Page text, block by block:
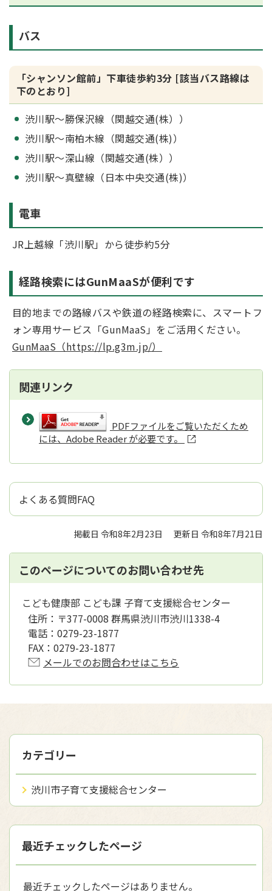
バス
「シャンソン館前」下車徒歩約3分 [該当バス路線は
下のとおり]
渋川駅～勝保沢線（関越交通(株））
渋川駅～南柏木線（関越交通(株)）
渋川駅～深山線（関越交通(株））
渋川駅～真壁線（日本中央交通(株)）
電車
JR上越線「渋川駅」から徒歩約5分
経路検索にはGunMaaSが便利です
目的地までの路線バスや鉄道の経路検索に、スマートフ
ォン専用サービス「GunMaaS」をご活用ください。
GunMaaS（https://lp.g3m.jp/）
関連リンク
PDFファイルをご覧いただくため
には、Adobe Reader が必要です。
よくある質問FAQ
掲載日 令和8年2月23日 更新日 令和8年7月21日
このページについてのお問い合わせ先
こども健康部 こども課 子育て支援総合センター
住所： 〒377-0008 群馬県渋川市渋川1338-4
電話： 0279-23-1877
FAX： 0279-23-1877
メールでのお問合わせはこちら
カテゴリー
渋川市子育て支援総合センター
最近チェックしたページ
最近チェックしたページはありません。